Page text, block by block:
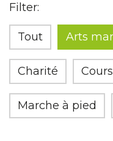
Filter:
Tout Arts
Charité
Marche à pied